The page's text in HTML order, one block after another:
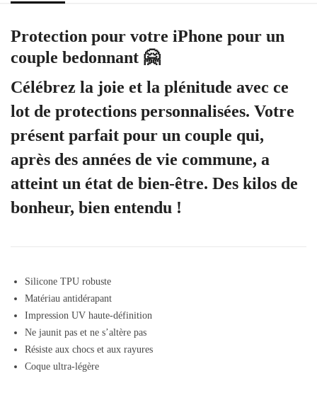
Protection pour votre iPhone pour un
couple bedonnant 🤗
Célébrez la joie et la plénitude avec ce
lot de protections personnalisées. Votre
présent parfait pour un couple qui,
après des années de vie commune, a
atteint un état de bien-être. Des kilos de
bonheur, bien entendu !
Silicone TPU robuste
Matériau antidérapant
Impression UV haute-définition
Ne jaunit pas et ne s’altère pas
Résiste aux chocs et aux rayures
Coque ultra-légère